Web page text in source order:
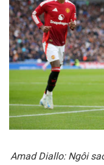
Amad Diallo: Ngôi